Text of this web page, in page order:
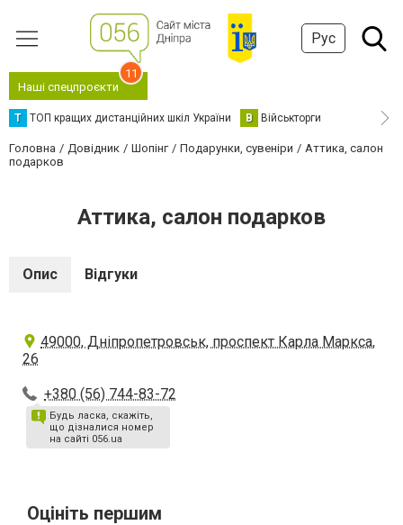
Рус
Наші спецпроєкти
11
Т ТОП кращих дистанційних шкіл України В Військторги
Головна Довідник Шопінг Подарунки, сувеніри
Аттика, салон
подарков
Аттика, салон подарков
Опис Відгуки
49000, Дніпропетровськ, проспект Карла Маркса,
26
+380 (56) 744-83-72
Будь ласка, скажіть,
що дізналися номер
на сайті 056.ua
Оцініть першим